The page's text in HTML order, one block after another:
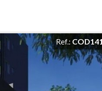
(10)
Duplex (72)
Ref.: